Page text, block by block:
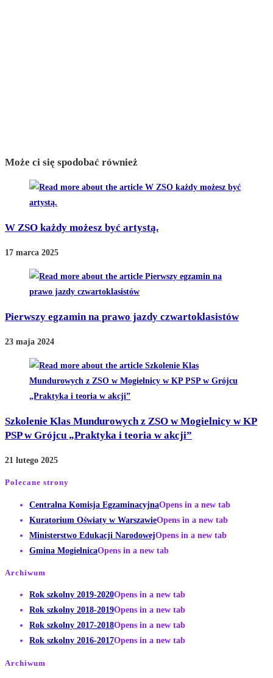
Może ci się spodobać również
W ZSO każdy możesz być artystą.
17 marca 2025
Pierwszy egzamin na prawo jazdy czwartoklasistów
23 maja 2024
Szkolenie Klas Mundurowych z ZSO w Mogielnicy w KP
PSP w Grójcu „Praktyka i teoria w akcji”
21 lutego 2025
Polecane strony
Centralna Komisja EgzaminacyjnaOpens in a new tab
Kuratorium Oświaty w WarszawieOpens in a new tab
Ministerstwo Edukacji NarodowejOpens in a new tab
Gmina MogielnicaOpens in a new tab
Archiwum
Rok szkolny 2019-2020Opens in a new tab
Rok szkolny 2018-2019Opens in a new tab
Rok szkolny 2017-2018Opens in a new tab
Rok szkolny 2016-2017Opens in a new tab
Archiwum